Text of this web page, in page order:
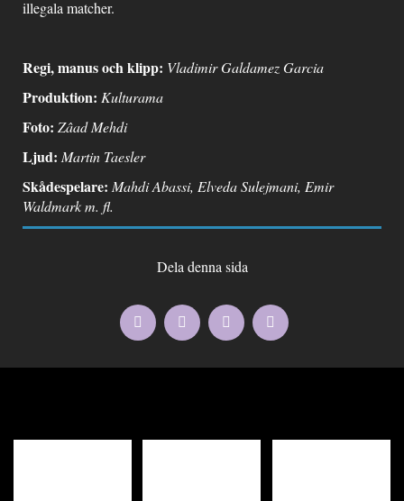
illegala matcher.
Regi, manus och klipp: Vladimir Galdamez Garcia
Produktion: Kulturama
Foto: Zâad Mehdi
Ljud: Martin Taesler
Skådespelare: Mahdi Abassi, Elveda Sulejmani, Emir
Waldmark m. fl.
Dela denna sida